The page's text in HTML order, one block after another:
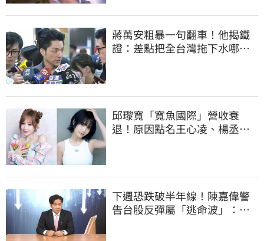
蔣萬安粗暴一句翻車！他揭鐵
證：差點把全台灣拖下水哪時
邱瓈寬「寬魚國際」營收衰
退！原因點名王心凌、楊丞琳
下週恐跌破半年線！陳嘉偉警
告台股反彈屬「逃命波」：空